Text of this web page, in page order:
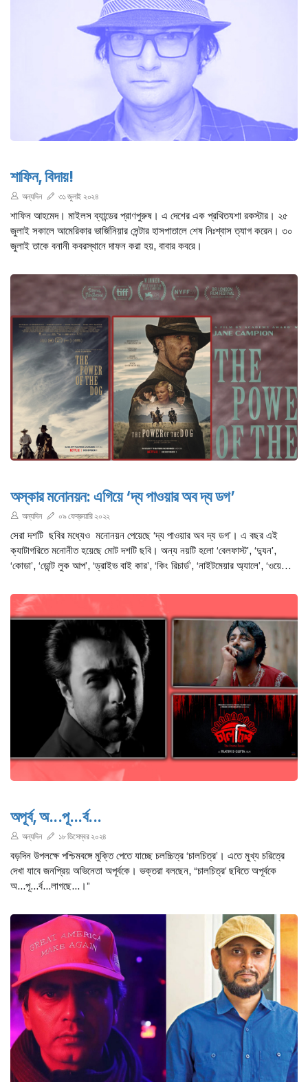
শাফিন, বিদায়!
অন্যদিন ৩১ জুলাই ২০২৪
শাফিন আহমেদ। মাইলস ব্যান্ডের প্রাণপুরুষ। এ দেশের এক প্রথিতযশা রকস্টার। ২৫
জুলাই সকালে আমেরিকার ভার্জিনিয়ার সেন্টার হাসপাতালে শেষ নিঃশ্বাস ত্যাগ করেন। ৩০
জুলাই তাকে বনানী কবরস্থানে দাফন করা হয়, বাবার কবরে।
অস্কার মনোনয়ন: এগিয়ে ‘দ্য পাওয়ার অব দ্য ডগ’
অন্যদিন ০৯ ফেব্রুয়ারি ২০২২
সেরা দশটি ছবির মধ্যেও মনোনয়ন পেয়েছে ‘দ্য পাওয়ার অব দ্য ডগ’। এ বছর এই
ক্যাটাগরিতে মনোনীত হয়েছে মোট দশটি ছবি। অন্য নয়টি হলো ‘বেলফাস্ট’, ‘দ্যুন’,
‘কোডা’, ‘ডোন্ট লুক আপ’, ‘ড্রাইভ বাই কার’, ‘কিং রিচার্ড’, ‘নাইটমেয়ার অ্যালে’, ‘ওয়েস্ট
অপূর্ব, অ...পূ...র্ব...
অন্যদিন ১৮ ডিসেম্বর ২০২৪
বড়দিন উপলক্ষে পশ্চিমবঙ্গে মুক্তি পেতে যাচ্ছে চলচ্চিত্র ‘চালচিত্র’। এতে মুখ্য চরিত্রে
দেখা যাবে জনপ্রিয় অভিনেতা অপূর্বকে। ভক্তরা বলছেন, “চালচিত্র’ ছবিতে অপূর্বকে
অ...পূ...র্ব...লাগছে...।”